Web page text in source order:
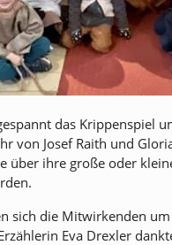
das Krippenspiel
von Josef Raith und
über ihre große oder
sich die Mitwirkenden
Eva Drexler